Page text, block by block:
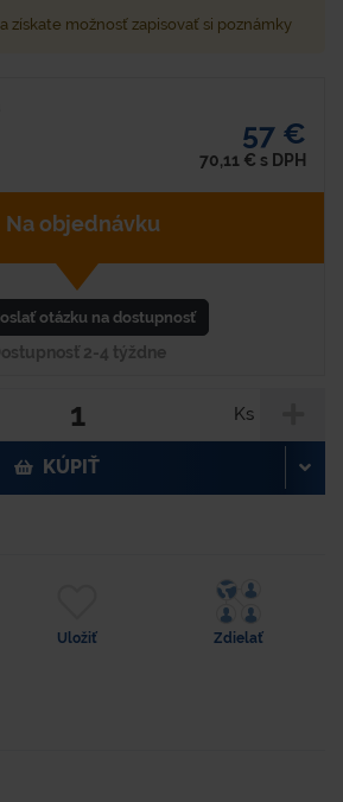
a získate možnosť zapisovať si poznámky
57 €
70,11 € s DPH
Na objednávku
otázku na dostupnosť
2-4 týždne
Ks
KÚPIŤ
Uložiť Zdielať